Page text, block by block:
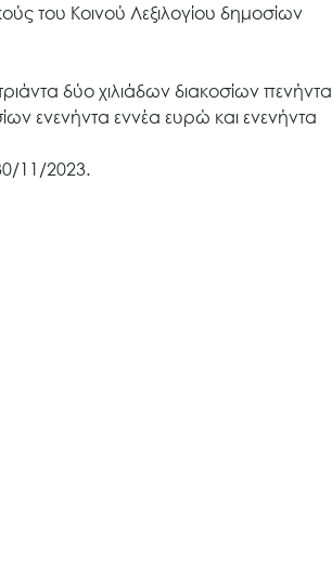
του Κοινού Λεξιλογίου δημοσίων
δύοχιλιάδων διακοσίων πενήντα
ενενήντα εννέα ευρώ και ενενήντα
11/2023.